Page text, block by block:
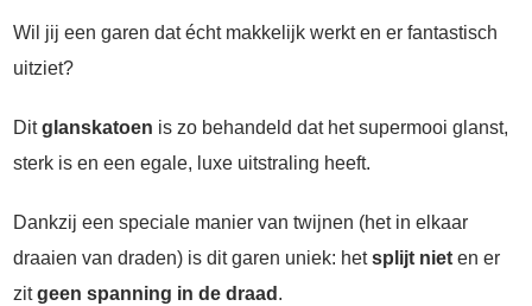
Wil jij een garen dat écht makkelijk werkt en er fantastisch
uitziet?
Ditglanskatoen is zo behandeld dat het supermooi glanst,
sterk is en een egale, luxe uitstraling heeft.
Dankzij een speciale manier van twijnen (het in elkaar
draaien van draden) is dit garen uniek: hetsplijt nieten er
zitgeen spanning in de draad .